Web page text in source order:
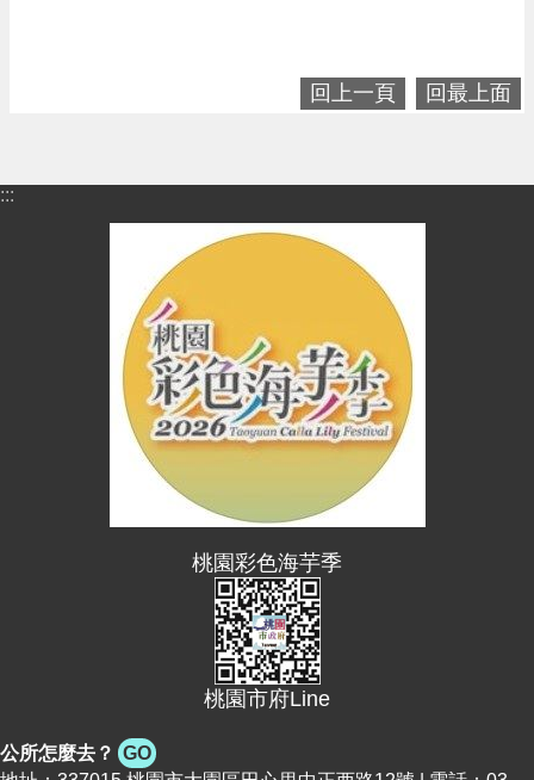
回上一頁 回最上面
:::
桃園彩色海芋季
桃園市府Line
公所怎麼去？ GO